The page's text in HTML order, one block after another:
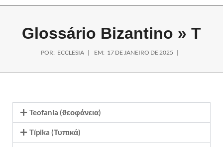
Glossário Bizantino » T
POR: ECCLESIA EM: 17 DE JANEIRO DE 2025
Teofania (ϑεοφάνεια)
Típika (Τυπικά)